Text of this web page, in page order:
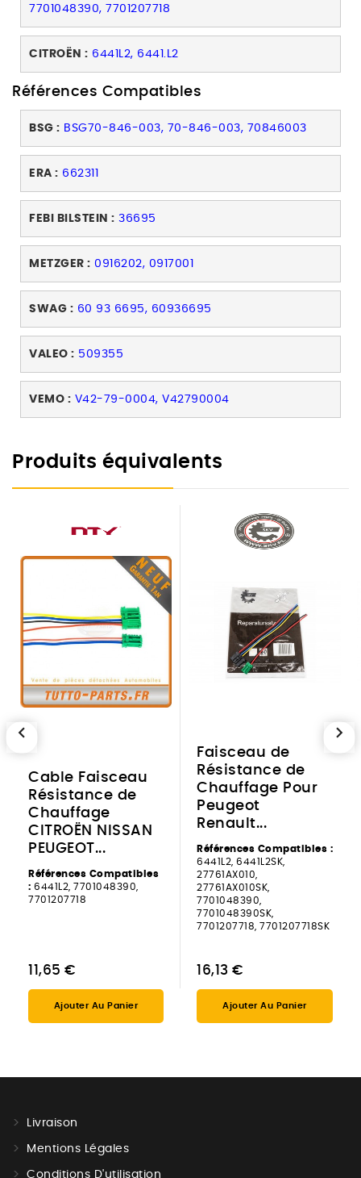
7701048390, 7701207718
CITROËN : 6441L2, 6441.L2
Références Compatibles
BSG : BSG70-846-003, 70-846-003, 70846003
ERA : 662311
FEBI BILSTEIN : 36695
METZGER : 0916202, 0917001
SWAG : 60 93 6695, 60936695
VALEO : 509355
VEMO : V42-79-0004, V42790004
Produits équivalents
Cable Faisceau
Résistance de
Chauffage
CITROËN NISSAN
PEUGEOT...
Références Compatibles
: 6441L2, 7701048390,
7701207718
11,65 €
Ajouter Au Panier
Faisceau de
Résistance de
Chauffage Pour
Peugeot
Renault...
Références Compatibles :
6441L2, 6441L2SK,
27761AX010,
27761AX010SK,
7701048390,
7701048390SK,
7701207718, 7701207718SK
16,13 €
Ajouter Au Panier
chevron_left chevron_right
Livraison
Mentions Légales
Conditions D'utilisation